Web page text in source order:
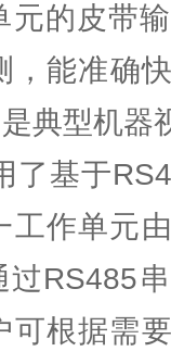
元的皮带
，能准确
典型机器
基于
工作单元
RS485
可根据需